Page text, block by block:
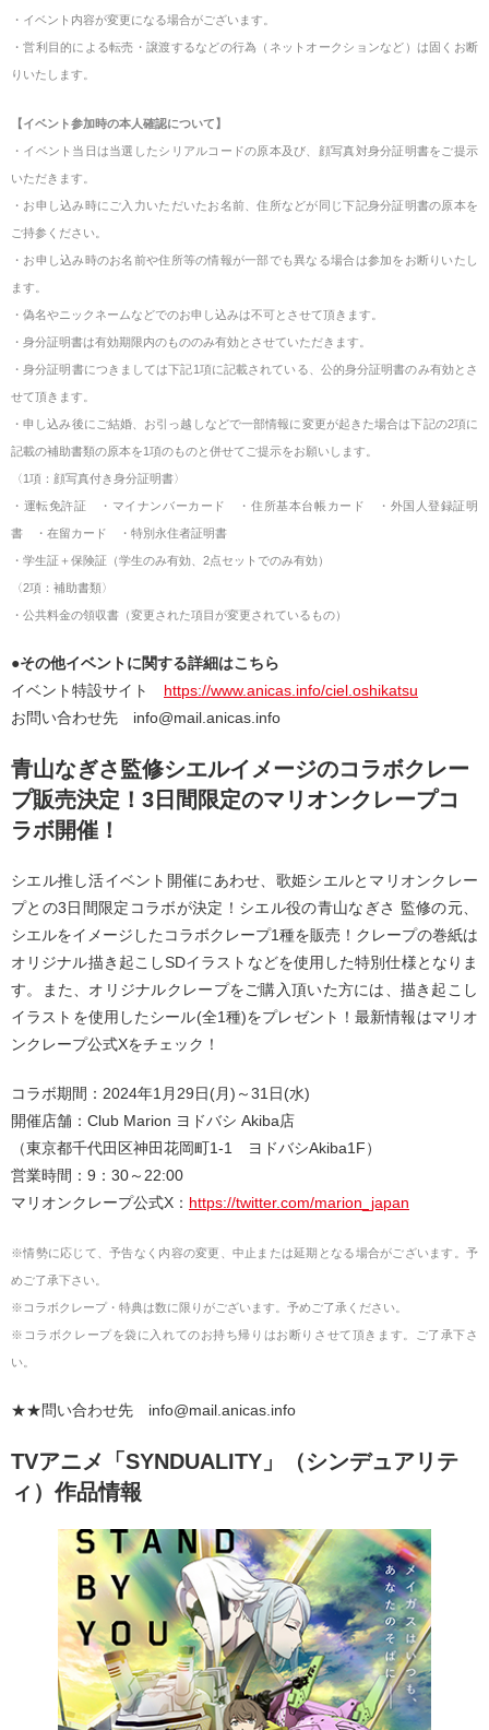
・イベント内容が変更になる場合がございます。
・営利目的による転売・譲渡するなどの行為（ネットオークションなど）は固くお断
りいたします。
【イベント参加時の本人確認について】
・イベント当日は当選したシリアルコードの原本及び、顔写真対身分証明書をご提示
いただきます。
・お申し込み時にご入力いただいたお名前、住所などが同じ下記身分証明書の原本を
ご持参ください。
・お申し込み時のお名前や住所等の情報が一部でも異なる場合は参加をお断りいたし
ます。
・偽名やニックネームなどでのお申し込みは不可とさせて頂きます。
・身分証明書は有効期限内のもののみ有効とさせていただきます。
・身分証明書につきましては下記1項に記載されている、公的身分証明書のみ有効とさ
せて頂きます。
・申し込み後にご結婚、お引っ越しなどで一部情報に変更が起きた場合は下記の2項に
記載の補助書類の原本を1項のものと併せてご提示をお願いします。
〈1項：顔写真付き身分証明書〉
・運転免許証 ・マイナンバーカード ・住所基本台帳カード ・外国人登録証明
書 ・在留カード ・特別永住者証明書
・学生証＋保険証（学生のみ有効、2点セットでのみ有効）
〈2項：補助書類〉
・公共料金の領収書（変更された項目が変更されているもの）
●その他イベントに関する詳細はこちら
イベント特設サイト https://www.anicas.info/ciel.oshikatsu
お問い合わせ先 info@mail.anicas.info
青山なぎさ監修シエルイメージのコラボクレー
プ販売決定！3日間限定のマリオンクレープコ
ラボ開催！
シエル推し活イベント開催にあわせ、歌姫シエルとマリオンクレー
プとの3日間限定コラボが決定！シエル役の青山なぎさ 監修の元、
シエルをイメージしたコラボクレープ1種を販売！クレープの巻紙は
オリジナル描き起こしSDイラストなどを使用した特別仕様となりま
す。また、オリジナルクレープをご購入頂いた方には、描き起こし
イラストを使用したシール(全1種)をプレゼント！最新情報はマリオ
ンクレープ公式Xをチェック！
コラボ期間：2024年1月29日(月)～31日(水)
開催店舗：Club Marion ヨドバシ Akiba店
（東京都千代田区神田花岡町1-1 ヨドバシAkiba1F）
営業時間：9：30～22:00
マリオンクレープ公式X： https://twitter.com/marion_japan
※情勢に応じて、予告なく内容の変更、中止または延期となる場合がございます。予
めご了承下さい。
※コラボクレープ・特典は数に限りがございます。予めご了承ください。
※コラボクレープを袋に入れてのお持ち帰りはお断りさせて頂きます。ご了承下さ
い。
★★問い合わせ先 info@mail.anicas.info
TVアニメ「SYNDUALITY」（シンデュアリテ
ィ）作品情報